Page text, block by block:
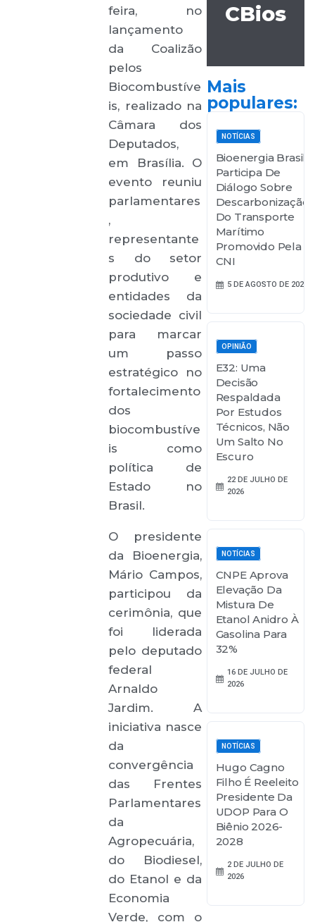
feira, no
lançamento
da Coalizão
pelos
Biocombustíve
is, realizado na
Câmara dos
Deputados,
em Brasília. O
evento reuniu
parlamentares
,
representante
s do setor
produtivo e
entidades da
sociedade civil
para marcar
um passo
estratégico no
fortalecimento
dos
biocombustíve
is como
política de
Estado no
Brasil.
O presidente
da Bioenergia,
Mário Campos,
participou da
cerimônia, que
foi liderada
pelo deputado
federal
Arnaldo
Jardim. A
iniciativa nasce
da
convergência
das Frentes
Parlamentares
da
Agropecuária,
do Biodiesel,
do Etanol e da
Economia
Verde, com o
CBios
Mais
populares:
NOTÍCIAS
Bioenergia Brasil
Participa De
Diálogo Sobre
Descarbonização
Do Transporte
Marítimo
Promovido Pela
CNI
5 DE AGOSTO DE 2026
OPINIÃO
E32: Uma
Decisão
Respaldada
Por Estudos
Técnicos, Não
Um Salto No
Escuro
22 DE JULHO DE
2026
NOTÍCIAS
CNPE Aprova
Elevação Da
Mistura De
Etanol Anidro À
Gasolina Para
32%
16 DE JULHO DE
2026
NOTÍCIAS
Hugo Cagno
Filho É Reeleito
Presidente Da
UDOP Para O
Biênio 2026-
2028
2 DE JULHO DE
2026